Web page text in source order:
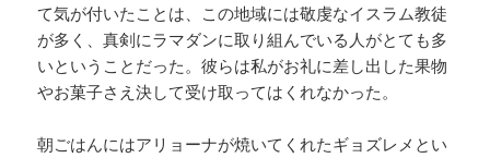
て気が付いたことは、この地域には敬虔なイスラム教徒
が多く、真剣にラマダンに取り組んでいる人がとても多
いということだった。彼らは私がお礼に差し出した果物
やお菓子さえ決して受け取ってはくれなかった。
朝ごはんにはアリョーナが焼いてくれたギョズレメとい